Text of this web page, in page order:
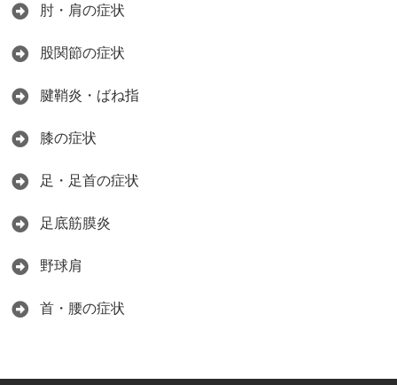
肘・肩の症状
股関節の症状
腱鞘炎・ばね指
膝の症状
足・足首の症状
足底筋膜炎
野球肩
首・腰の症状